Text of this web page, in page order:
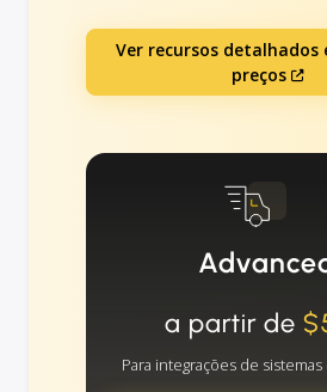
Ver recursos detalhados
preços
a partir de
Para integrações de sistemas